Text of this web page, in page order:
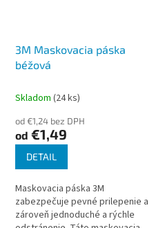
3M Maskovacia páska
béžová
Skladom (24 ks)
od €1,24 bez DPH
od €1,49
DETAIL
Maskovacia páska 3M
zabezpečuje pevné prilepenie a
zároveň jednoduché a rýchle